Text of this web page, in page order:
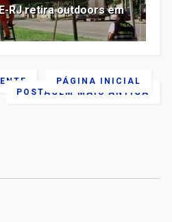
RJ retira outdoors em
POSTAGEM MAIS ANTIGA
PÁGINA INICIAL